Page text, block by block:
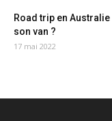
Road trip en
son van ?
17 mai 2022